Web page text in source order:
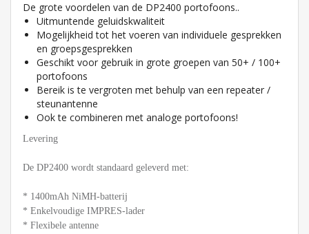
De grote voordelen van de DP2400 portofoons..
Uitmuntende geluidskwaliteit
Mogelijkheid tot het voeren van individuele gesprekken
en groepsgesprekken
Geschikt voor gebruik in grote groepen van 50+ / 100+
portofoons
Bereik is te vergroten met behulp van een repeater /
steunantenne
Ook te combineren met analoge portofoons!
Levering
De DP2400 wordt standaard geleverd met:
* 1400mAh NiMH-batterij
* Enkelvoudige IMPRES-lader
* Flexibele antenne